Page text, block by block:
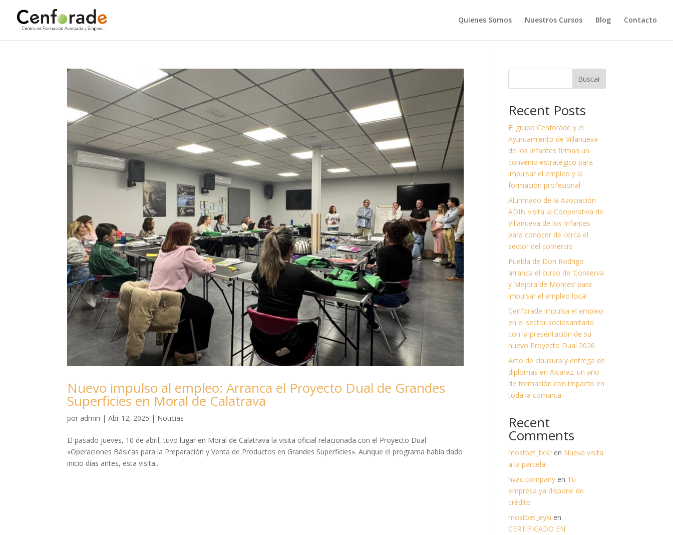
Quienes Somos Nuestros Cursos Blog Contacto
Nuevo impulso al empleo: Arranca el Proyecto Dual de Grandes
Superficies en Moral de Calatrava
por admin |Abr 12, 2025 | Noticias
El pasado jueves, 10 de abril, tuvo lugar en Moral de Calatrava la visita oficial relacionada con el Proyecto Dual
«Operaciones Básicas para la Preparación y Venta de Productos en Grandes Superficies». Aunque el programa había dado
inicio días antes, esta visita...
Buscar
Recent Posts
El grupo Cenforade y el
Ayuntamiento de Villanueva
de los Infantes firman un
convenio estratégico para
impulsar el empleo y la
formación profesional
Alumnado de la Asociación
ADIN visita la Cooperativa de
Villanueva de los Infantes
para conocer de cerca el
sector del comercio
Puebla de Don Rodrigo
arranca el curso de ‘Conserva
y Mejora de Montes’ para
impulsar el empleo local
Cenforade impulsa el empleo
en el sector sociosanitario
con la presentación de su
nuevo Proyecto Dual 2026
Acto de clausura y entrega de
diplomas en Alcaraz: un año
de formación con impacto en
toda la comarca.
Recent
Comments
mostbet_txKr en Nueva visita
a la parcela
hvac company en Tu
empresa ya dispone de
crédito
mostbet_eyki en
CERTIFICADO EN